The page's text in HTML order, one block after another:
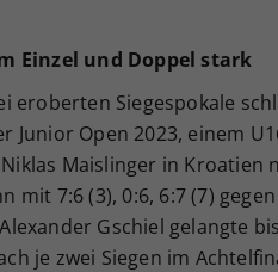
Einzel und Doppel stark
eroberten Siegespokale
Junior Open 2023, einem
Maislinger in Kroatien
mit 7:6 (3), 0:6, 6:7 (7)
Gschiel gelangte
je zwei Siegen im